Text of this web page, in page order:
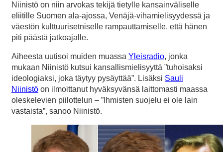
Niinistö on niin arvokas tekijä tietylle kansainväliselle
eliitille Suomen ala-ajossa, Venäjä-vihamielisyydessä ja
väestön kulttuurisetniselle rampauttamiselle, että hänen
piti päästä jatkoajalle.
Aiheesta uutisoi muiden muassa Yleisradio, jonka
mukaan Niinistö kutsui kansallismielisyyttä ”tuhoisaksi
ideologiaksi, joka täytyy pysäyttää”. Lisäksi Sauli
Niinistö on ilmoittanut hyväksyvänsä laittomasti maassa
oleskelevien piilottelun – ”Ihmisten suojelu ei ole lain
vastaista”, sanoo Niinistö.